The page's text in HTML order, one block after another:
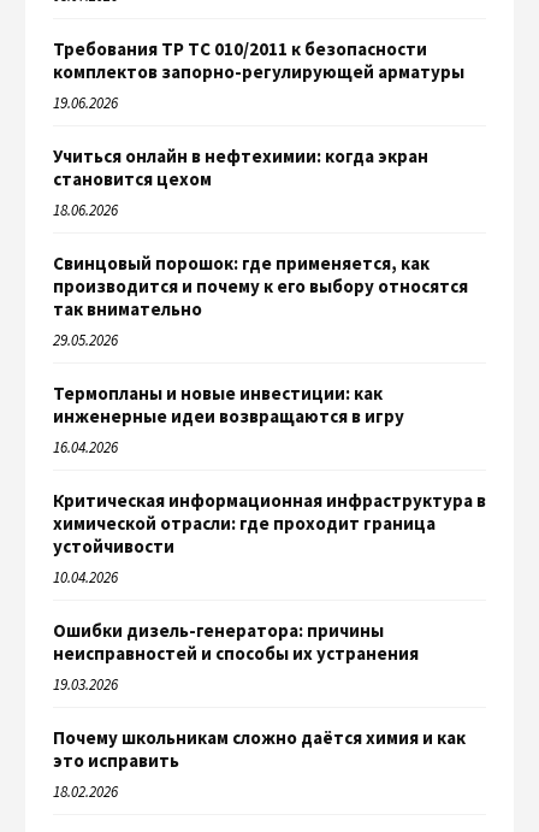
Требования ТР ТС 010/2011 к безопасности
комплектов запорно-регулирующей арматуры
19.06.2026
Учиться онлайн в нефтехимии: когда экран
становится цехом
18.06.2026
Свинцовый порошок: где применяется, как
производится и почему к его выбору относятся
так внимательно
29.05.2026
Термопланы и новые инвестиции: как
инженерные идеи возвращаются в игру
16.04.2026
Критическая информационная инфраструктура в
химической отрасли: где проходит граница
устойчивости
10.04.2026
Ошибки дизель-генератора: причины
неисправностей и способы их устранения
19.03.2026
Почему школьникам сложно даётся химия и как
это исправить
18.02.2026